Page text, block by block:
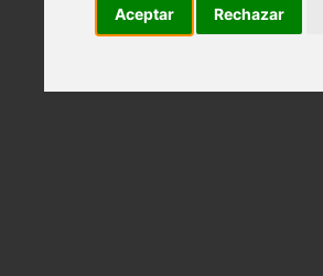
Aceptar Rechazar